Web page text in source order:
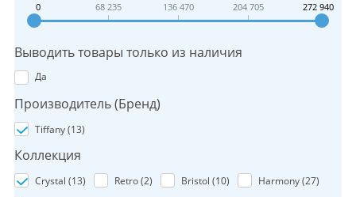
0 68 235 136 470 204 705 272 940
Выводить товары только из наличия
Да
Производитель (Бренд)
Tiffany (13)
Коллекция
Crystal (13) Retro (2) Bristol (10) Harmony (27)